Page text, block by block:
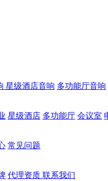
星级酒店音响 多功能厅音响
星级酒店 多功能厅 会议室
常见问题
代理资质 联系我们